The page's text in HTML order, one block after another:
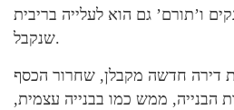
ו’תורם’ גם הוא לעלייה בריבית
שנקבל.
דירה חדשה מקבלן, שחרור הכסף
הבנייה, ממש כמו בבנייה עצמית,